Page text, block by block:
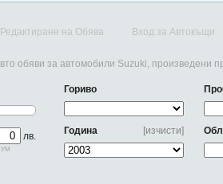
Редактиране на Обява Вход за Автокъщи
обяви за автомобили Suzuki, произведени
лв.
Гориво
[изчисти]
Година